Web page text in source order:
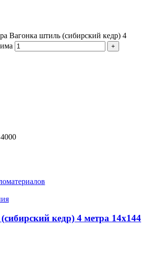
Вагонка штиль (сибирский кедр) 4
кедр) 4 метра 14х144